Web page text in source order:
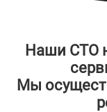
Наши СТО
Мы